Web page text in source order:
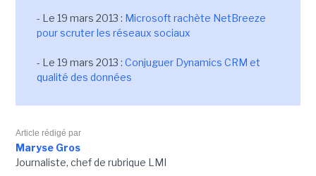
- Le 19 mars 2013 : Microsoft rachète NetBreeze
pour scruter les réseaux sociaux
- Le 19 mars 2013 : Conjuguer Dynamics CRM et
qualité des données
Article rédigé par
Maryse Gros
Journaliste, chef de rubrique LMI